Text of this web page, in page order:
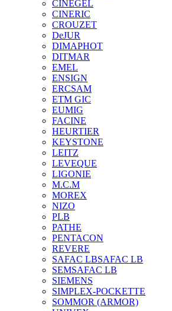
CINEGEL
CINERIC
CROUZET
DeJUR
DIMAPHOT
DITMAR
EMEL
ENSIGN
ERCSAM
ETM GIC
EUMIG
FACINE
HEURTIER
KEYSTONE
LEITZ
LEVEQUE
LIGONIE
M.C.M
MOREX
NIZO
PLB
PATHE
PENTACON
REVERE
SAFAC LBSAFAC LB
SEMSAFAC LB
SIEMENS
SIMPLEX-POCKETTE
SOMMOR (ARMOR)